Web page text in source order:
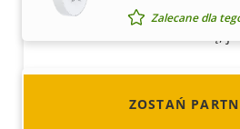
Zalecane dla
AXIS TP3302-E
Mamy partnerów w niemal
ZOSTAŃ